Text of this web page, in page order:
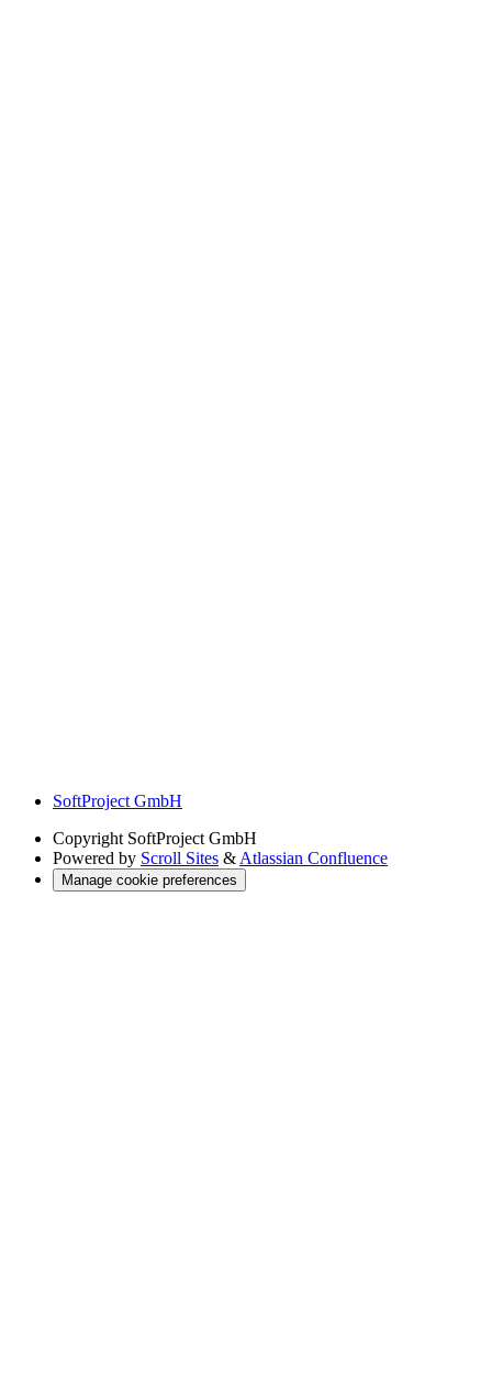
SoftProject GmbH
Copyright SoftProject GmbH
Powered by Scroll Sites & Atlassian Confluence
Manage cookie preferences